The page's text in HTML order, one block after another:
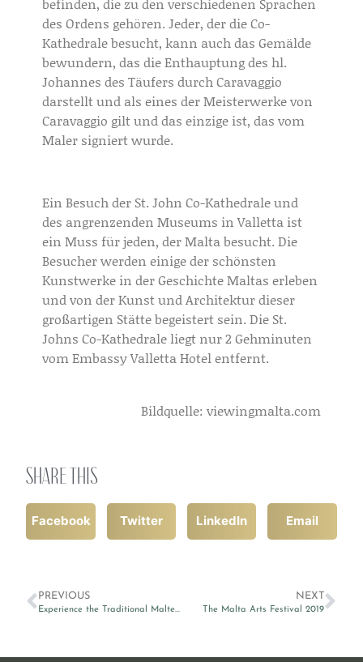
befinden, die zu den verschiedenen Sprachen
des Ordens gehören. Jeder, der die Co-
Kathedrale besucht, kann auch das Gemälde
bewundern, das die Enthauptung des hl.
Johannes des Täufers durch Caravaggio
darstellt und als eines der Meisterwerke von
Caravaggio gilt und das einzige ist, das vom
Maler signiert wurde.
Ein Besuch der St. John Co-Kathedrale und
des angrenzenden Museums in Valletta ist
ein Muss für jeden, der Malta besucht. Die
Besucher werden einige der schönsten
Kunstwerke in der Geschichte Maltas erleben
und von der Kunst und Architektur dieser
großartigen Stätte begeistert sein. Die St.
Johns Co-Kathedrale liegt nur 2 Gehminuten
vom Embassy Valletta Hotel entfernt.
Bildquelle: viewingmalta.com
Share this
Facebook Twitter LinkedIn Email
PREVIOUS
Experience the Traditional Maltese Festa
NEXT
The Malta Arts Festival 2019